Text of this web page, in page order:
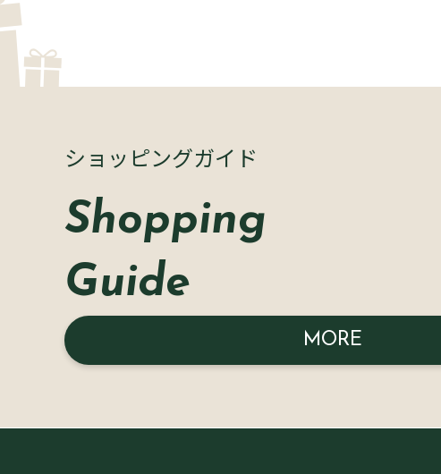
ショッピングガイド
Shopping
Guide
MORE